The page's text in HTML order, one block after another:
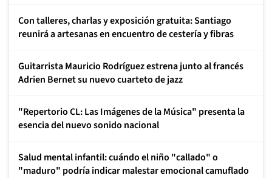
Con talleres, charlas y exposición gratuita: Santiago
reunirá a artesanas en encuentro de cestería y fibras
Guitarrista Mauricio Rodríguez estrena junto al francés
Adrien Bernet su nuevo cuarteto de jazz
"Repertorio CL: Las Imágenes de la Música" presenta la
esencia del nuevo sonido nacional
Salud mental infantil: cuándo el niño "callado" o
"maduro" podría indicar malestar emocional camuflado